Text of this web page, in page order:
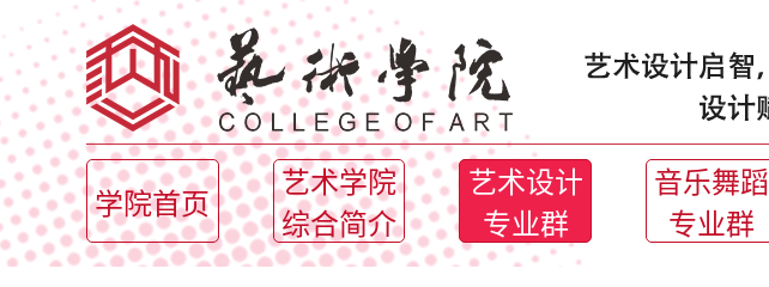
学院首页
艺术学院
综合简介
艺术设计
专业群
音乐舞蹈
专业群